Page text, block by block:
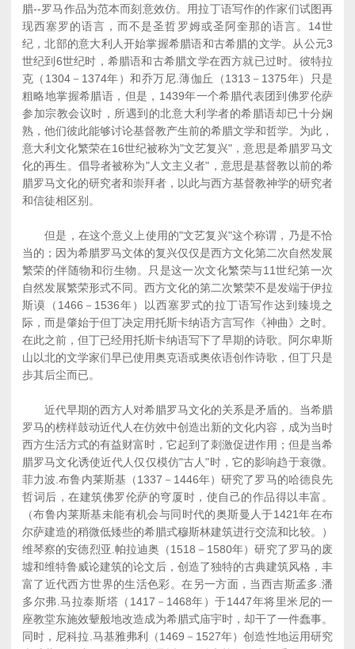
腊--罗马作品为范本而刻意效仿。用拉丁语写作的作家们试图再
现西塞罗的语言，而不是圣哲罗姆或圣阿奎那的语言。14世
纪，北部的意大利人开始掌握希腊语和古希腊的文学。从公元3
世纪到6世纪时，希腊语和古希腊文学在西方就已过时。彼特拉
克（1304－1374年）和乔万尼.薄伽丘（1313－1375年）只是
粗略地掌握希腊语，但是，1439年一个希腊代表团到佛罗伦萨
参加宗教会议时，所遇到的北意大利学者的希腊语却已十分娴
熟，他们彼此能够讨论基督教产生前的希腊文学和哲学。为此，
意大利文化繁荣在16世纪被称为"文艺复兴"，意思是希腊罗马文
化的再生。倡导者被称为"人文主义者"，意思是基督教以前的希
腊罗马文化的研究者和崇拜者，以此与西方基督教神学的研究者
和信徒相区别。
但是，在这个意义上使用的"文艺复兴"这个称谓，乃是不恰
当的；因为希腊罗马文体的复兴仅仅是西方文化第二次自然发展
繁荣的伴随物和衍生物。只是这一次文化繁荣与11世纪第一次
自然发展繁荣形式不同。西方文化的第二次繁荣不是发端于伊拉
斯谟（1466－1536年）以西塞罗式的拉丁语写作达到臻境之
际，而是肇始于但丁决定用托斯卡纳语方言写作《神曲》之时。
在此之前，但丁已经用托斯卡纳语写下了早期的诗歌。阿尔卑斯
山以北的文学家们早已使用奥克语或奥依语创作诗歌，但丁只是
步其后尘而已。
近代早期的西方人对希腊罗马文化的关系是矛盾的。当希腊
罗马的榜样鼓动近代人在仿效中创造出新的文化内容，成为当时
西方生活方式的有益财富时，它起到了刺激促进作用；但是当希
腊罗马文化诱使近代人仅仅模仿"古人"时，它的影响趋于衰微。
菲力波.布鲁内莱斯基（1337－1446年）研究了罗马的哈德良先
哲词后，在建筑佛罗伦萨的穹厦时，使自己的作品得以丰富。
（布鲁内莱斯基未能有机会与同时代的奥斯曼人于1421年在布
尔萨建造的稍微低矮些的希腊式穆斯林建筑进行交流和比较。）
维琴察的安德烈亚.帕拉迪奥（1518－1580年）研究了罗马的废
墟和维特鲁威论建筑的论文后，创造了独特的古典建筑风格，丰
富了近代西方世界的生活色彩。在另一方面，当西吉斯孟多.潘
多尔弗.马拉泰斯塔（1417－1468年）于1447年将里米尼的一
座教堂东施效颦般地改造成为希腊式庙宇时，却干了一件蠢事。
同时，尼科拉.马基雅弗利（1469－1527年）创造性地运用研究